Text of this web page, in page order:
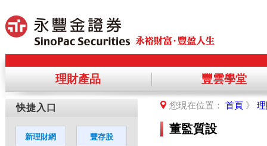
理財產品 豐雲學堂
您現在位置： 首頁 》
董監質設
您若同意繼續進入該網站，請點選